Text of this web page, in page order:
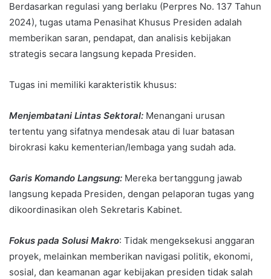
Berdasarkan regulasi yang berlaku (Perpres No. 137 Tahun
2024), tugas utama Penasihat Khusus Presiden adalah
memberikan saran, pendapat, dan analisis kebijakan
strategis secara langsung kepada Presiden.
Tugas ini memiliki karakteristik khusus:
Menjembatani Lintas Sektoral: Menangani urusan
tertentu yang sifatnya mendesak atau di luar batasan
birokrasi kaku kementerian/lembaga yang sudah ada.
Garis Komando Langsung: Mereka bertanggung jawab
langsung kepada Presiden, dengan pelaporan tugas yang
dikoordinasikan oleh Sekretaris Kabinet.
Fokus pada Solusi Makro: Tidak mengeksekusi anggaran
proyek, melainkan memberikan navigasi politik, ekonomi,
sosial, dan keamanan agar kebijakan presiden tidak salah